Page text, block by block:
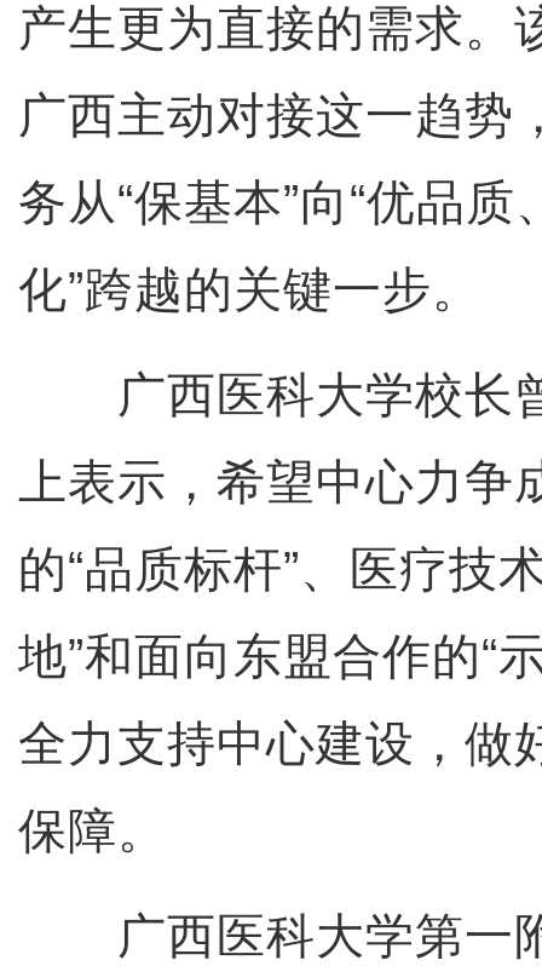
产生更为直接的需求。
广西主动对接这一趋势
务从“保基本”向“优品
化”跨越的关键一步。
广西医科大学校长
上表示，希望中心力
的“品质标杆”、医疗技
地”和面向东盟合作的“
全力支持中心建设，做
保障。
广西医科大学第一